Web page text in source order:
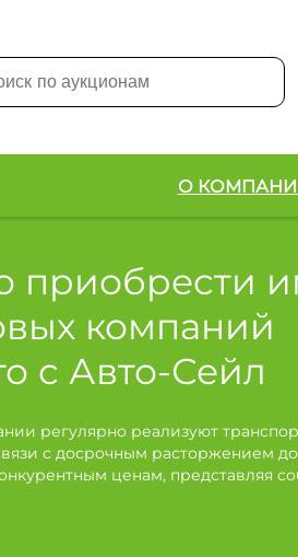
О
приобрести
компаний
с Авто-Сейл
регулярно реализуют
с досрочным расторжением
ценам, представляя